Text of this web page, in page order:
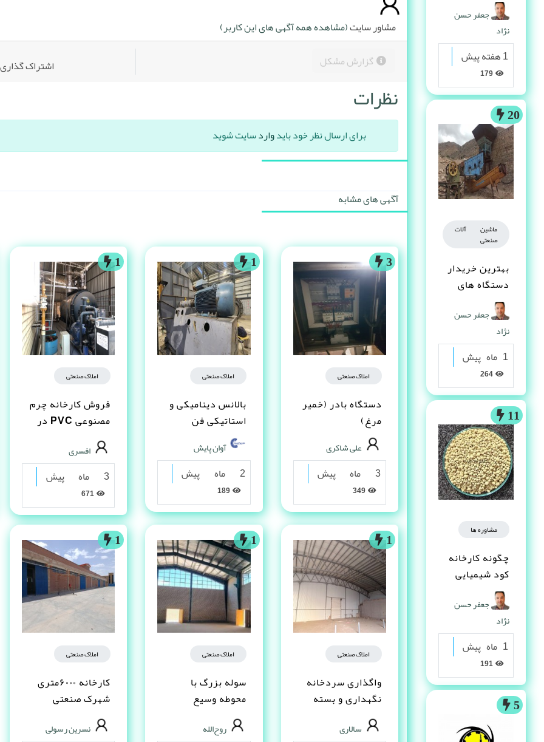
جعفر حسن
نژاد
1 هفته پیش
20
ماشین آلات
صنعتی
بهترین خریدار
دستگاه های
دست دوم
صنعتی کیست ؟
جعفر حسن
نژاد
1 ماه پیش
11
مشاوره ها
چگونه کارخانه
کود شیمیایی
تاسیس کنم ؟
جعفر حسن
نژاد
1 ماه پیش
5
مشاور سایت(مشاهده همه آگهی های این کاربر)
گزارش مشکل
اشتراک
نظرات
برای ارسال نظر خود بایدواردسایت شوید
آگهی های مشابه
3
املاک صنعتی
دستگاه بادر (خمیر
مرغ)
علی شاکری
3 ماه پیش
1
املاک صنعتی
بالانس دینامیکی و
استاتیکی فن
آوان پایش
2 ماه پیش
189
1
املاک صنعتی
فروش کارخانه چرم
مصنوعى PVC در
شیراز
افسری
3 ماه پیش
1
املاک صنعتی
واگذاری سردخانه
نگهداری و بسته
بندی خرما و
فراورده
سالاری
1
املاک صنعتی
سوله بزرگ با
محوطه وسیع
مناسب تولید و انبار
– یاسوجروح‌الله
1
املاک صنعتی
کارخانه ۶۰۰۰متری
شهرک صنعتی
شکوهیه قم
نسرین رسولی